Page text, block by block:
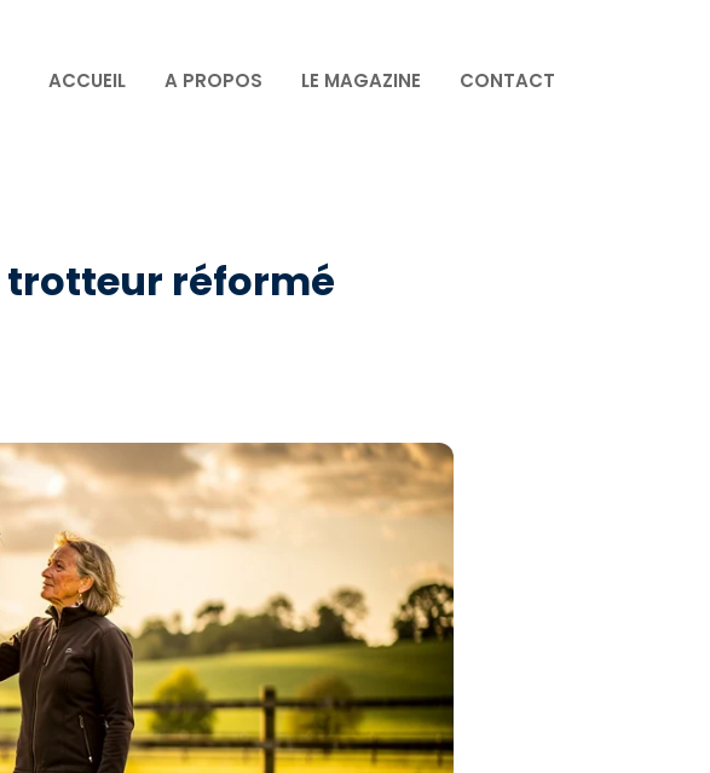
ACCUEIL A PROPOS LE MAGAZINE CONTACT
trotteur réformé